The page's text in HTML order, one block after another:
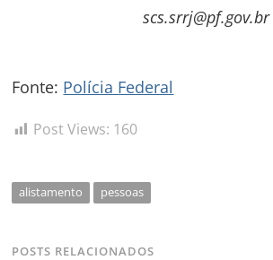
Fonte: Polícia Federal
Post Views: 160
alistamento pessoas
POSTS RELACIONADOS